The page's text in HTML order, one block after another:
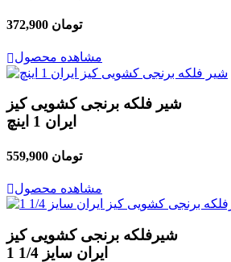
372,900 تومان
مشاهده محصول
شیر فلکه برنجی کشویی کیز
ایران 1 اینچ
559,900 تومان
مشاهده محصول
شیرفلکه برنجی کشویی کیز
ایران سایز 1/4 1